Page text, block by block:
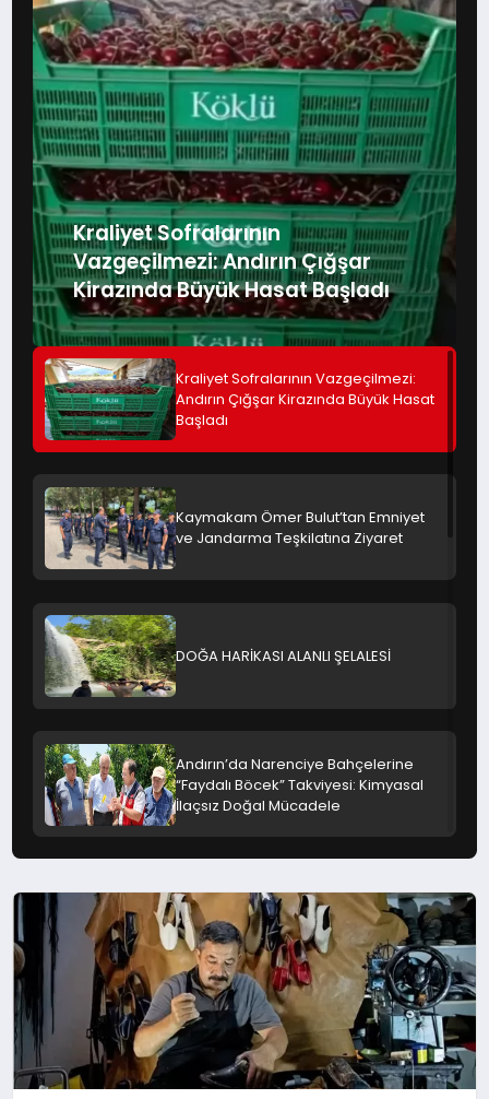
Kraliyet Sofralarının
Vazgeçilmezi: Andırın Çığşar
Kirazında Büyük Hasat Başladı
Kraliyet Sofralarının Vazgeçilmezi:
Andırın Çığşar Kirazında Büyük Hasat
Başladı
Kaymakam Ömer Bulut’tan Emniyet
ve Jandarma Teşkilatına Ziyaret
DOĞA HARİKASI ALANLI ŞELALESİ
Andırın’da Narenciye Bahçelerine
“Faydalı Böcek” Takviyesi: Kimyasal
İlaçsız Doğal Mücadele
Andırın’ın “Yanıkdeğirmen” Manzarası
Görenleri Büyülüyor: Karadeniz Değil
Kahramanmaraş
Andırın Dağlarında Doğal Kimyon
Hasadı Başladı